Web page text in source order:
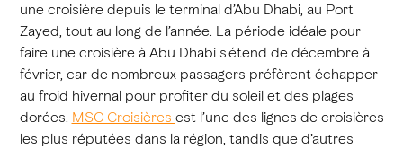
une croisière depuis le terminal d’Abu Dhabi, au Port
Zayed, tout au long de l’année. La période idéale pour
faire une croisière à Abu Dhabi s'étend de décembre à
février, car de nombreux passagers préfèrent échapper
au froid hivernal pour profiter du soleil et des plages
dorées. MSC Croisières est l’une des lignes de croisières
les plus réputées dans la région, tandis que d’autres